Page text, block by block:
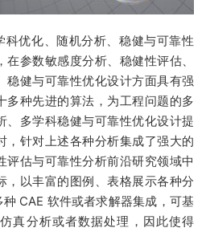
优化、随机分析、稳健与可靠性
参数敏感度分析、稳健性评估、
稳健与可靠性优化设计方面具有强
多种先进的算法，为工程问题的多
、多学科稳健与可靠性优化设计提
，针对上述各种分析集成了强大的
评估与可靠性分析前沿研究领域中
，以丰富的图例、表格展示各种分
CAE 软件或者求解器集成，可基
真分析或者数据处理，因此使得